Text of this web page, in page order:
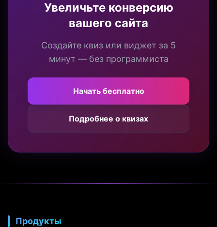
Увеличьте конверсию
вашего сайта
Создайте квиз или виджет за 5
минут — без программиста
Начать бесплатно
Подробнее о квизах
Продукты